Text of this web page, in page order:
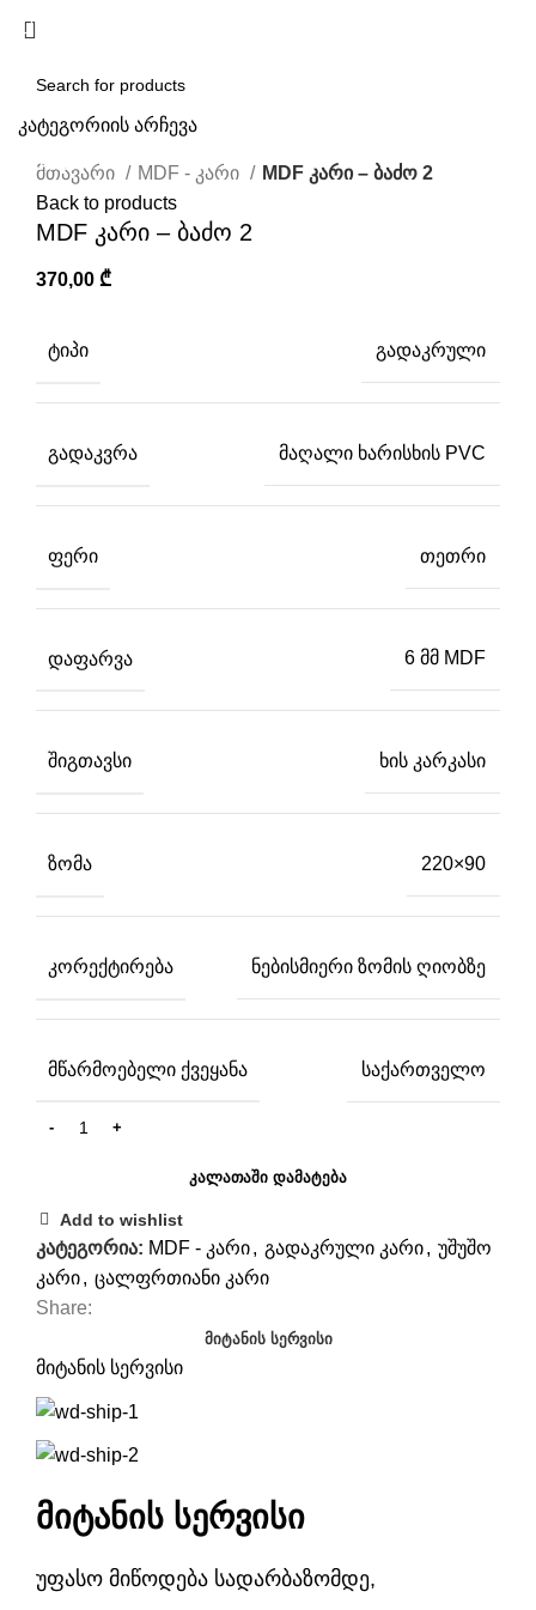
Click to enlarge
მთავარი
MDF - კარი
MDF კარი – ბაძო 2
Back to products
MDF კარი – ბაძო 2
370,00 ₾
ᲢᲘᲞᲘ გადაკრული
ᲒᲐᲓᲐᲙᲕᲠᲐ მაღალი ხარისხის PVC
ᲤᲔᲠᲘ თეთრი
ᲓᲐᲤᲐᲠᲕᲐ 6 მმ MDF
ᲨᲘᲒᲗᲐᲕᲡᲘ ხის კარკასი
ᲖᲝᲛᲐ 220×90
ᲙᲝᲠᲔᲥᲢᲘᲠᲔᲑᲐ ნებისმიერი ზომის ღიობზე
ᲛᲬᲐᲠᲛᲝᲔᲑᲔᲚᲘ ᲥᲕᲔᲧᲐᲜᲐ საქართველო
ᲙᲐᲚᲐᲗᲐᲨᲘ ᲓᲐᲛᲐᲢᲔᲑᲐ
Add to wishlist
კატეგორია: MDF - კარი, გადაკრული კარი, უშუშო
კარი, ცალფრთიანი კარი
Share:
ᲛᲘᲢᲐᲜᲘᲡ ᲡᲔᲠᲕᲘᲡᲘ
მიტანის სერვისი
მიტანის სერვისი
უფასო მიწოდება სადარბაზომდე,
კატეგორიის არჩევა
SEARCH